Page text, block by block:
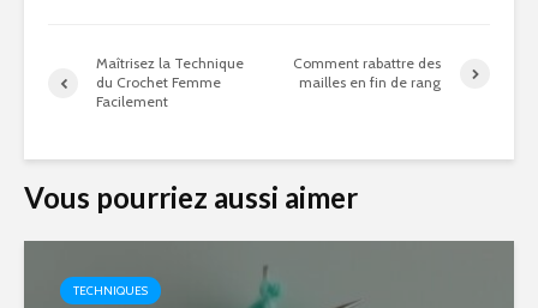
Maîtrisez la Technique
du Crochet Femme
Facilement
Comment rabattre des
mailles en fin de rang
Vous pourriez aussi aimer
TECHNIQUES